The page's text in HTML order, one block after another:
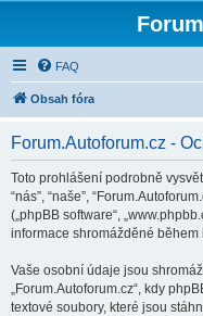
FAQ
Obsah fóra
Forum.Autoforum.cz -
Toto prohlášení podrobně
“nás”, “naše”,
(„phpBB software“,
informace shromážděné během
Vaše osobní údaje jsou
„Forum.Autoforum.cz“, kdy
textové soubory, které jsou